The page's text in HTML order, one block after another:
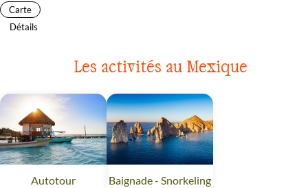
Carte
Détails
Les activités au Mexique
Autotour MexiqueBaignade - Snorkeling